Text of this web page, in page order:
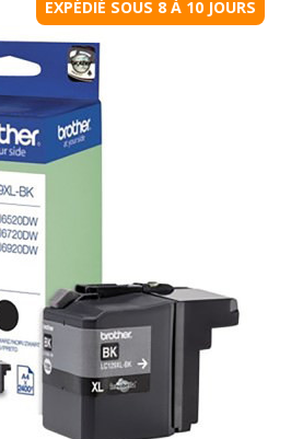
EXPÉDIÉ SOUS 8 À 10 JOURS